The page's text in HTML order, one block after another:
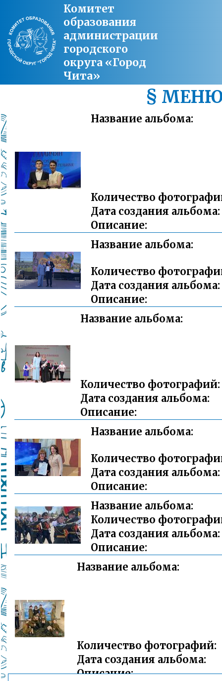
Комитет
образования
администрации
городского
округа «Город
Чита»
§
Название альбома:
Количество
Дата создания альбома:
Описание:
Название альбома:
Количество
Дата создания альбома:
Описание:
Название альбома:
Количество фотографий:
Дата создания альбома:
Описание:
Название альбома:
Количество
Дата создания альбома:
Описание:
Название альбома:
Количество
Дата создания альбома:
Описание:
Название альбома:
Количество фотографий:
Дата создания альбома:
Описание: